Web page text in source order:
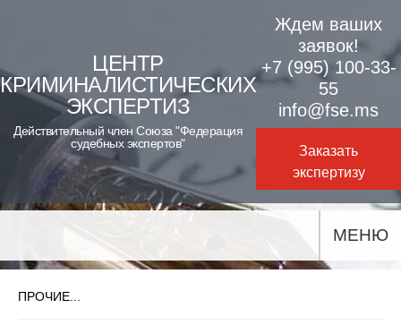
content
ЦЕНТР
КРИМИНАЛИСТИЧЕСКИХ
ЭКСПЕРТИЗ
Действительный член Союза "Федерация
судебных экспертов"
Ждем ваших
заявок!
+7 (995) 100-33-
55
info@fse.ms
Заказать
экспертизу
МЕНЮ
ПРОЧИЕ...